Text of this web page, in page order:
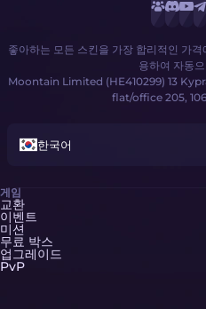
좋아하는 모든 스킨을 가장 합리적인 가
용하여 자동
Moontain Limited (HE410299) 13
flat/office 205,
한국어
게임
교환
이벤트
미션
무료 박스
업그레이드
PvP